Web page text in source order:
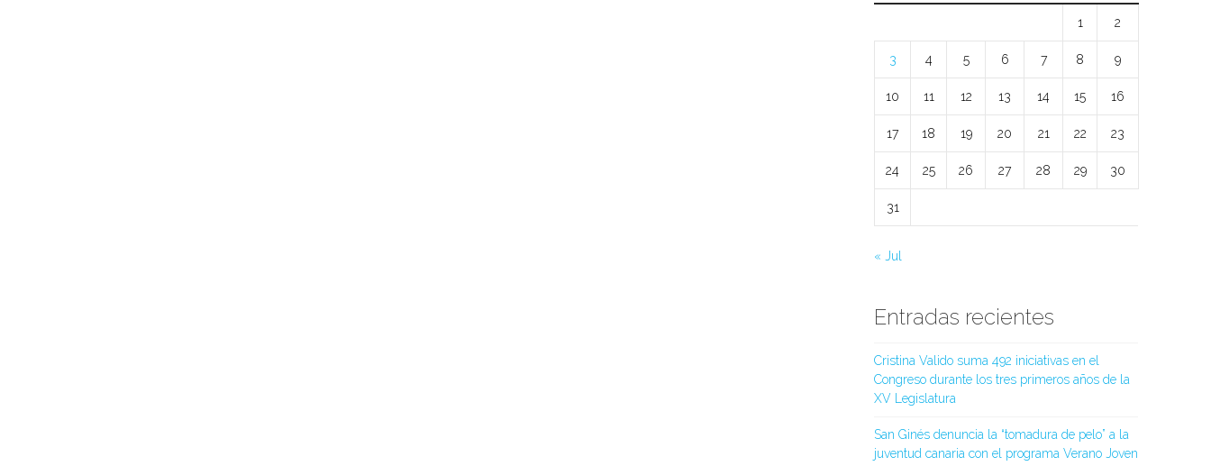
1 2
3 4 5 6 7 8 9
10 11 12 13 14 15 16
17 18 19 20 21 22 23
24 25 26 27 28 29 30
31
« Jul
Entradas recientes
Cristina Valido suma 492 iniciativas en el
Congreso durante los tres primeros años de la
XV Legislatura
San Ginés denuncia la “tomadura de pelo” a la
juventud canaria con el programa Verano Joven